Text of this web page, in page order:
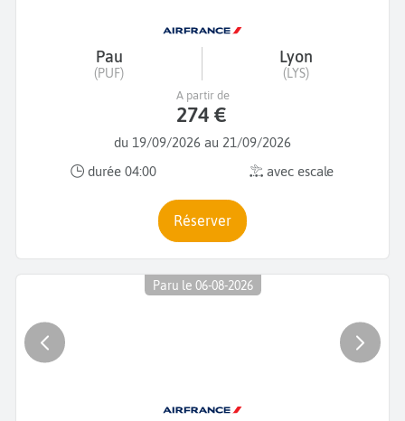
Pau
(PUF)
Lyon
(LYS)
du 19/09/2026 au 21/09/2026
durée 04:00
avec escale
A partir de
274 €
Réserver
Paru le 06-08-2026